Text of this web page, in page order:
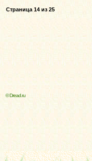
Страница 14 из 25
© Dread.ru